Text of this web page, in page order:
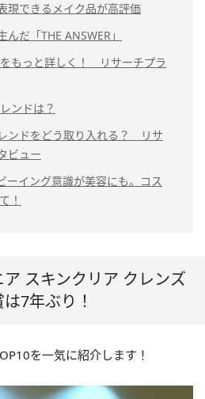
現できるメイク品が高評価
だ「THE ANSWER」
もっと詳しく！ リサーチプラ
ンドは？
ンドをどう取り入れる？ リサ
ビュー
ーイング意識が美容にも。コス
！
スキンクリア クレンズ
7年ぶり！
を一気に紹介します！